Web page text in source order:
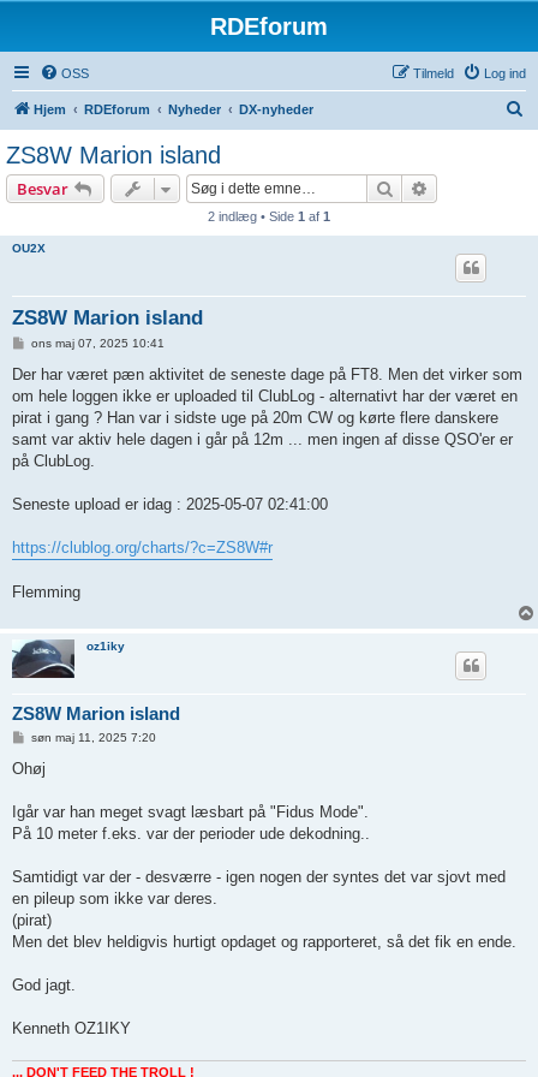
RDEforum
OSS Log ind
Tilmeld
Hjem RDEforum Nyheder DX-nyheder
ZS8W Marion island
Besvar Søg
2 indlæg • Side 1 af 1
OU2X
ZS8W Marion island
d
æ
g
ons maj 07, 2025 10:41
Der har været pæn aktivitet de seneste dage på FT8. Men det virker som
om hele loggen ikke er uploaded til ClubLog - alternativt har der været en
pirat i gang ? Han var i sidste uge på 20m CW og kørte flere danskere
samt var aktiv hele dagen i går på 12m ... men ingen af disse QSO'er er
på ClubLog.
Seneste upload er idag : 2025-05-07 02:41:00
https://clublog.org/charts/?c=ZS8W#r
Flemming
oz1iky
ZS8W Marion island
d
g
søn maj 11, 2025 7:20
Ohøj
Igår var han meget svagt læsbart på "Fidus Mode".
På 10 meter f.eks. var der perioder ude dekodning..
Samtidigt var der - desværre - igen nogen der syntes det var sjovt med
en pileup som ikke var deres.
(pirat)
Men det blev heldigvis hurtigt opdaget og rapporteret, så det fik en ende.
God jagt.
Kenneth OZ1IKY
... DON'T FEED THE TROLL !